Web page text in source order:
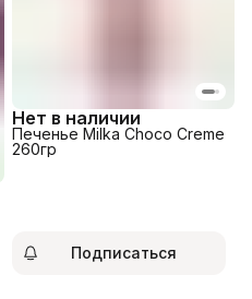
Нет в наличии
Печенье Milka Choco Creme
260гр
Подписаться